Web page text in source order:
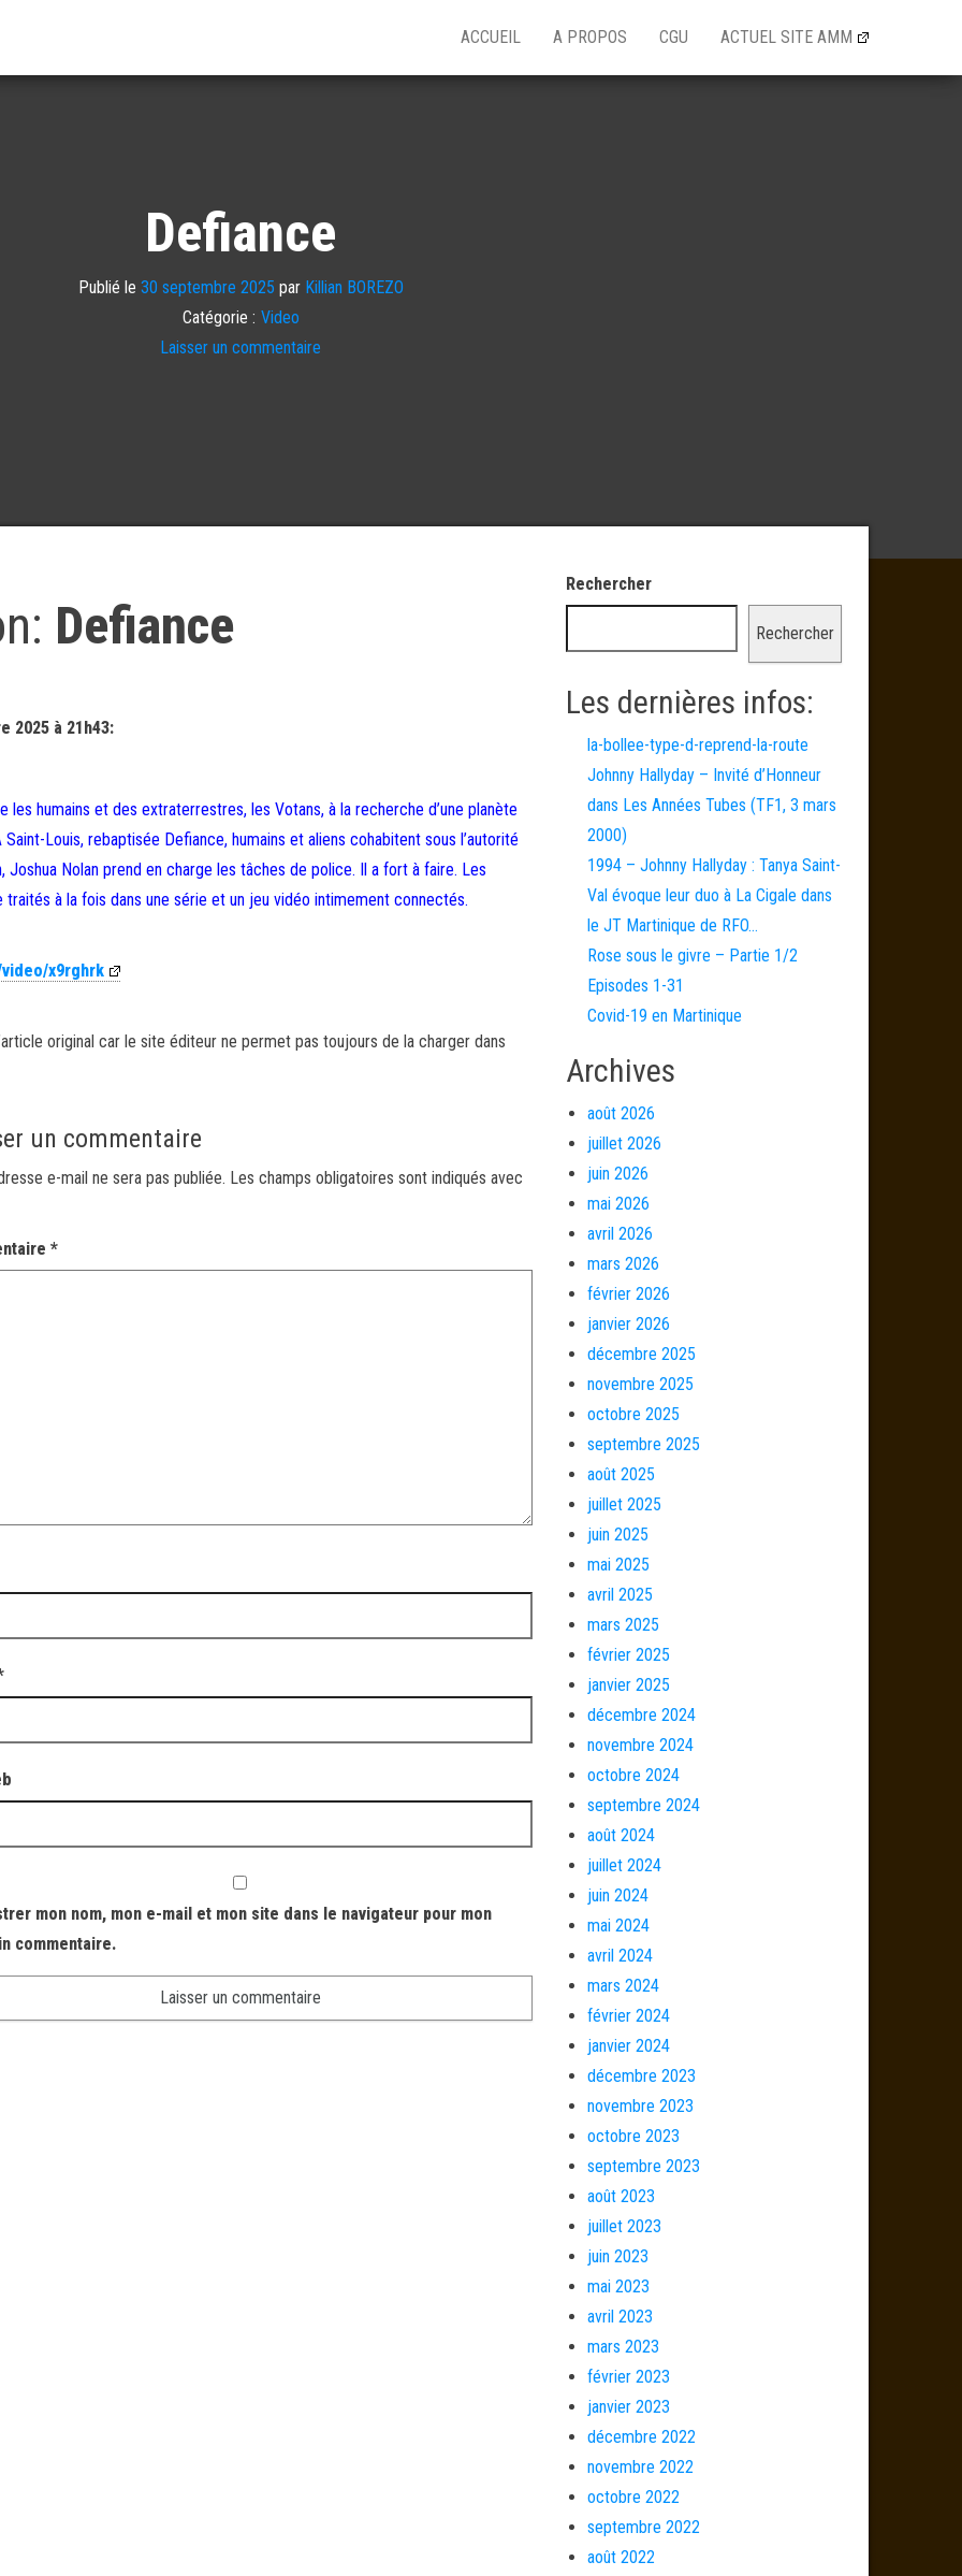
ACCUEIL A PROPOS CGU ACTUEL SITE AMM
Defiance
Publié le 30 septembre 2025 par Killian BOREZO
Catégorie : Video
Laisser un commentaire
Defiance
2025 à 21h43:
humains et des extraterrestres, les Votans, à la recherche d’une planète
Louis, rebaptisée Defiance, humains et aliens cohabitent sous l’autorité
Joshua Nolan prend en charge les tâches de police. Il a fort à faire. Les
à la fois dans une série et un jeu vidéo intimement connectés.
x9rghrk
original car le site éditeur ne permet pas toujours de la charger dans
un commentaire
e-mail ne sera pas publiée. Les champs obligatoires sont indiqués avec
*
mon nom, mon e-mail et mon site dans le navigateur pour mon
commentaire.
Rechercher
Rechercher
Les dernières infos:
la-bollee-type-d-reprend-la-route
Johnny Hallyday – Invité d’Honneur
dans Les Années Tubes (TF1, 3 mars
2000)
1994 – Johnny Hallyday : Tanya Saint-
Val évoque leur duo à La Cigale dans
le JT Martinique de RFO…
Rose sous le givre – Partie 1/2
Episodes 1-31
Covid-19 en Martinique
Archives
août 2026
juillet 2026
juin 2026
mai 2026
avril 2026
mars 2026
février 2026
janvier 2026
décembre 2025
novembre 2025
octobre 2025
septembre 2025
août 2025
juillet 2025
juin 2025
mai 2025
avril 2025
mars 2025
février 2025
janvier 2025
décembre 2024
novembre 2024
octobre 2024
septembre 2024
août 2024
juillet 2024
juin 2024
mai 2024
avril 2024
mars 2024
février 2024
janvier 2024
décembre 2023
novembre 2023
octobre 2023
septembre 2023
août 2023
juillet 2023
juin 2023
mai 2023
avril 2023
mars 2023
février 2023
janvier 2023
décembre 2022
novembre 2022
octobre 2022
septembre 2022
août 2022